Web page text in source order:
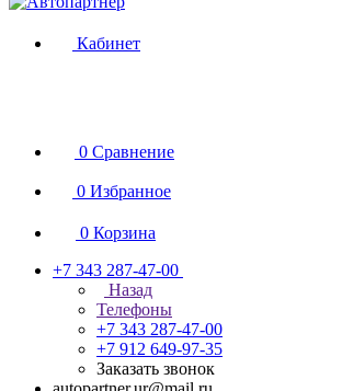
Кабинет
0 Сравнение
0 Избранное
0 Корзина
+7 343 287-47-00
Назад
Телефоны
+7 343 287-47-00
+7 912 649-97-35
Заказать звонок